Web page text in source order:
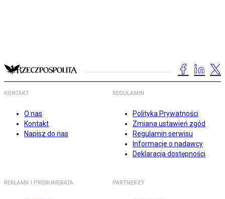
KONTAKT
O nas
Kontakt
Napisz do nas
REGULAMIN
Polityka Prywatności
Zmiana ustawień zgód
Regulamin serwisu
Informacje o nadawcy
Deklaracja dostępności
REKLAMA I PRENUMERATA PARTNERZY